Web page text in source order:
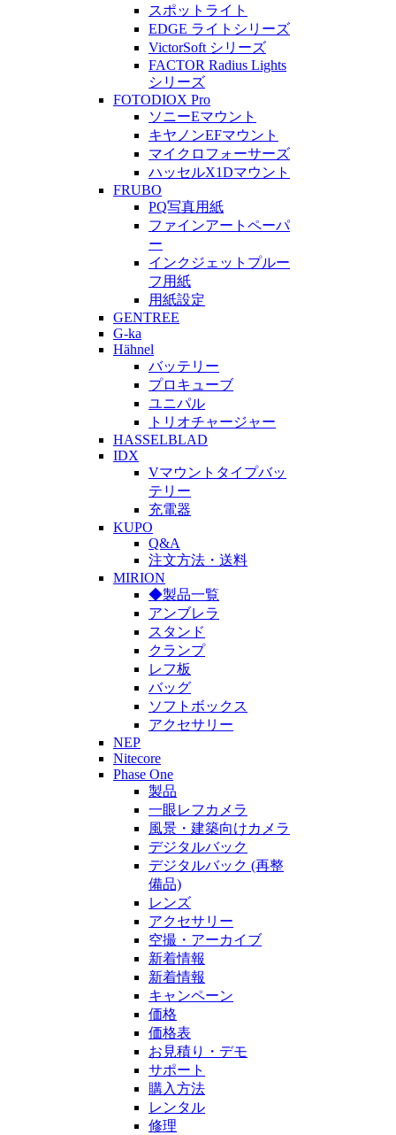
スポットライト
EDGE ライトシリーズ
VictorSoft シリーズ
FACTOR Radius Lights
シリーズ
FOTODIOX Pro
ソニーEマウント
キヤノンEFマウント
マイクロフォーサーズ
ハッセルX1Dマウント
FRUBO
PQ写真用紙
ファインアートペーパ
ー
インクジェットプルー
フ用紙
用紙設定
GENTREE
G-ka
Hähnel
バッテリー
プロキューブ
ユニパル
トリオチャージャー
HASSELBLAD
IDX
Vマウントタイプバッ
テリー
充電器
KUPO
Q&A
注文方法・送料
MIRION
◆製品一覧
アンブレラ
スタンド
クランプ
レフ板
バッグ
ソフトボックス
アクセサリー
NEP
Nitecore
Phase One
製品
一眼レフカメラ
風景・建築向けカメラ
デジタルバック
デジタルバック (再整
備品)
レンズ
アクセサリー
空撮・アーカイブ
新着情報
新着情報
キャンペーン
価格
価格表
お見積り・デモ
サポート
購入方法
レンタル
修理